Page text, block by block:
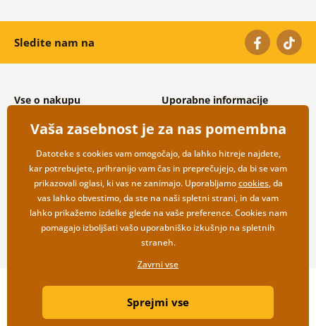
Sledite nam na
Vse o nakupu
Splošni in reklamacijski pogoji
Varovanje osebnih podatkov
Možnosti dostave in plačila
Vračilo blaga
Uporabne informacije
Pogosto zastavljena vprašanja
Kontakti
Veleprodaja
Copyright ©2019 © Dovido.si.
Litvanyi.sk| Spletno trgovino je ustvaril
Vaša zasebnost je za nas pomembna
Datoteke s cookies vam omogočajo, da lahko hitreje najdete,
kar potrebujete, prihranijo vam čas in preprečujejo, da bi se vam
prikazovali oglasi, ki vas ne zanimajo. Uporabljamocookies, da
vas lahko obvestimo, da ste na naši spletni strani, in da vam
lahko prikažemo izdelke glede na vaše preference. Cookies nam
pomagajo izboljšati vašo uporabniško izkušnjo na spletnih
straneh.
Zavrni vse
Sprejmi vse